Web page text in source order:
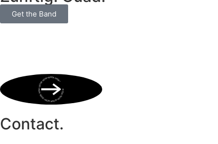
Get the Band
BOOK NOW • BOOK NOW • BOOK NOW • BOOK NOW • BOOK NOW •
Contact.